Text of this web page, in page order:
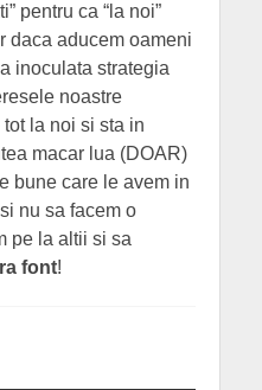
pentru ca “la noi”
daca aducem oameni
inoculata strategia
noastre
la noi si sta in
macar lua (DOAR)
bune care le avem in
nu sa facem o
pe la altii si sa
font!